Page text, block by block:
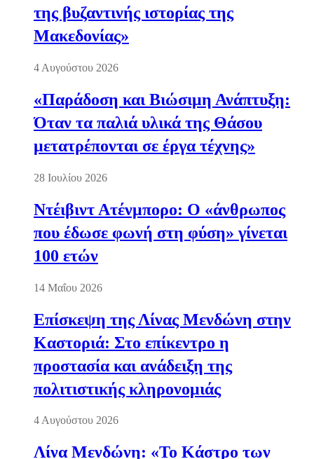
της βυζαντινής ιστορίας της
Μακεδονίας»
4 Αυγούστου 2026
«Παράδοση και Βιώσιμη Ανάπτυξη:
Όταν τα παλιά υλικά της Θάσου
μετατρέπονται σε έργα τέχνης»
28 Ιουλίου 2026
Ντέιβιντ Ατένμπορο: Ο «άνθρωπος
που έδωσε φωνή στη φύση» γίνεται
100 ετών
14 Μαΐου 2026
Επίσκεψη της Λίνας Μενδώνη στην
Καστοριά: Στο επίκεντρο η
προστασία και ανάδειξη της
πολιτιστικής κληρονομιάς
4 Αυγούστου 2026
Λίνα Μενδώνη: «Το Κάστρο των